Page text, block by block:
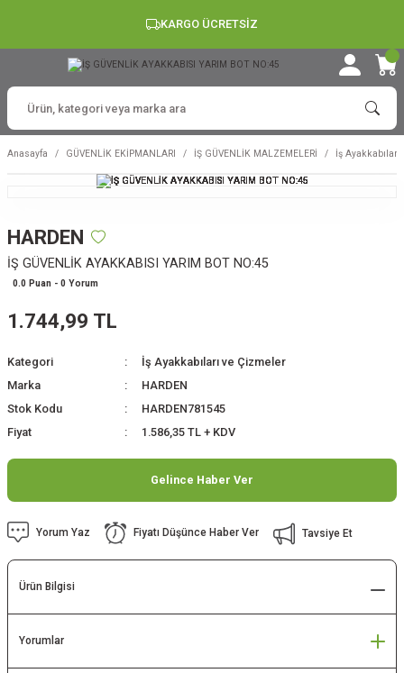
KARGO ÜCRETSİZ
Anasayfa GÜVENLİK EKİPMANLARI İŞ GÜVENLİK MALZEMELERİ İş
HARDEN
İŞ GÜVENLİK AYAKKABISI YARIM BOT NO:45
0.0 Puan - 0 Yorum
1.744,99 TL
Kategori
İş Ayakkabıları ve Çizmeler
Marka
HARDEN
Stok Kodu
HARDEN781545
Fiyat
1.586,35 TL + KDV
Gelince Haber Ver
Yorum Yaz Fiyatı Düşünce Haber Ver Tavsiye Et
Ürün Bilgisi
Yorumlar